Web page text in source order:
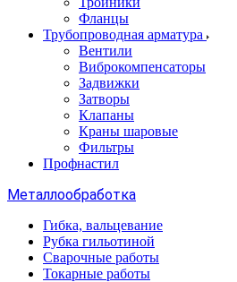
Фланцы
Трубопроводная арматура
Вентили
Виброкомпенсаторы
Задвижки
Затворы
Клапаны
Краны шаровые
Фильтры
Профнастил
Металлообработка
Гибка, вальцевание
Рубка гильотиной
Сварочные работы
Токарные работы